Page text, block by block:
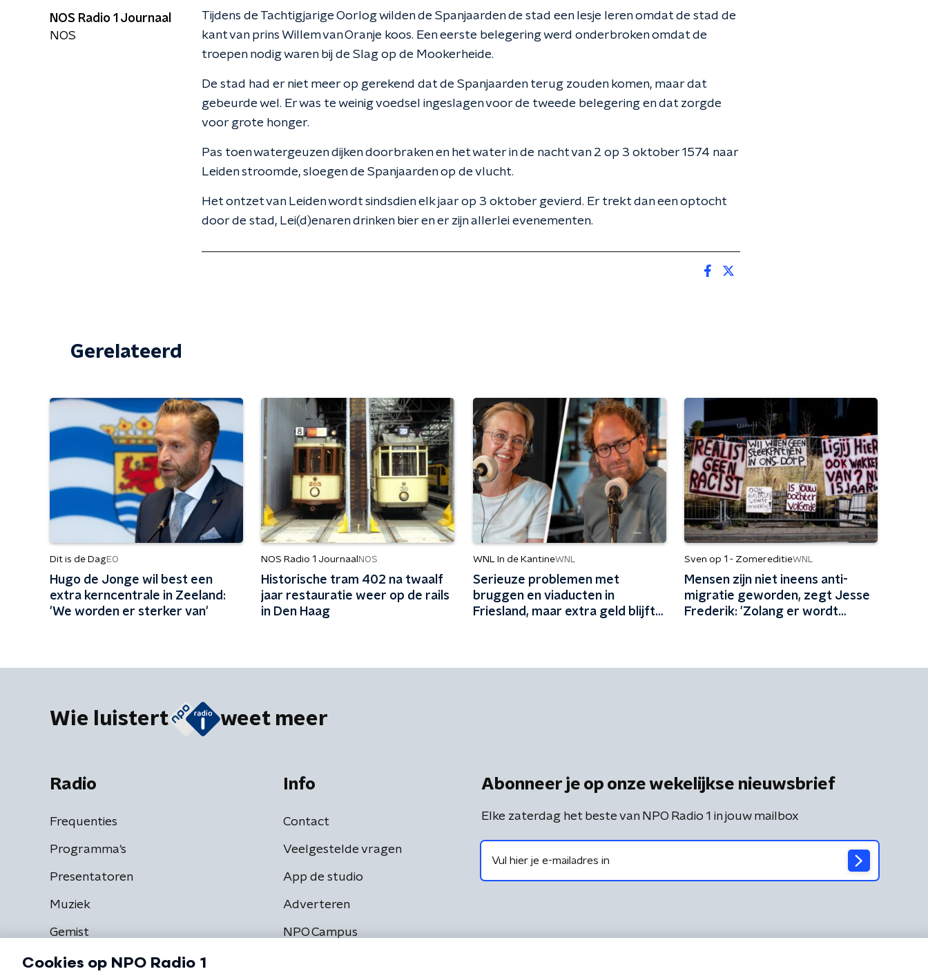
Tijdens de Tachtigjarige Oorlog wilden de Spanjaarden de stad een lesje leren omdat de stad de
kant van prins Willem van Oranje koos. Een eerste belegering werd onderbroken omdat de
troepen nodig waren bij de Slag op de Mookerheide.
De stad had er niet meer op gerekend dat de Spanjaarden terug zouden komen, maar dat
gebeurde wel. Er was te weinig voedsel ingeslagen voor de tweede belegering en dat zorgde
voor grote honger.
Pas toen watergeuzen dijken doorbraken en het water in de nacht van 2 op 3 oktober 1574 naar
Leiden stroomde, sloegen de Spanjaarden op de vlucht.
Het ontzet van Leiden wordt sindsdien elk jaar op 3 oktober gevierd. Er trekt dan een optocht
door de stad, Lei(d)enaren drinken bier en er zijn allerlei evenementen.
NOS Radio 1 Journaal
NOS
Gerelateerd
Dit is de DagEO
Hugo de Jonge wil best een
extra kerncentrale in Zeeland:
'We worden er sterker van'
NOS Radio 1 Journaal NOS
Historische tram 402 na twaalf
jaar restauratie weer op de rails
in Den Haag
WNL In de KantineWNL
Serieuze problemen met
bruggen en viaducten in
Friesland, maar extra geld blijft
Sven op 1 - ZomereditieWNL
Mensen zijn niet ineens anti-
migratie geworden, zegt Jesse
Frederik: 'Zolang er wordt
Wie luistert weet meer
Radio
Frequenties
Programma's
Presentatoren
Muziek
Gemist
Info
Contact
Veelgestelde vragen
App de studio
Adverteren
NPO Campus
Abonneer je op onze wekelijkse nieuwsbrief
Elke zaterdag het beste van NPO Radio 1 in jouw mailbox